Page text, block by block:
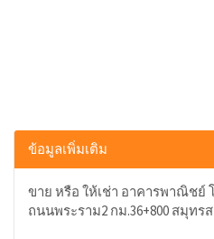
ข้อมูลเพิ่มเติม
ขาย หรือ ให้เช่า อาคารพาณิชย์
ถนนพระราม2 กม.36+800 สมุทร